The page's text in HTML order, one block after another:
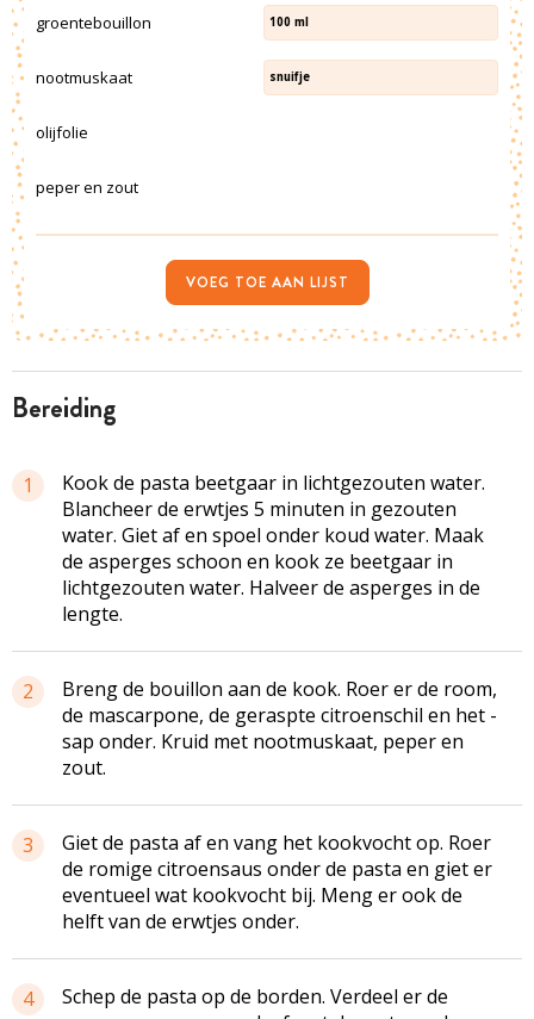
bereiding
1
Kook de pasta beetgaar in lichtgezouten water.
Blancheer de erwtjes 5 minuten in gezouten
water. Giet af en spoel onder koud water. Maak
de asperges schoon en kook ze beetgaar in
lichtgezouten water. Halveer de asperges in de
lengte.
2
Breng de bouillon aan de kook. Roer er de room,
de mascarpone, de geraspte citroenschil en het -
sap onder. Kruid met nootmuskaat, peper en
zout.
3
Giet de pasta af en vang het kookvocht op. Roer
de romige citroensaus onder de pasta en giet er
eventueel wat kookvocht bij. Meng er ook de
helft van de erwtjes onder.
4
Schep de pasta op de borden. Verdeel er de
groentebouillon 100 ml
nootmuskaat snuifje
olijfolie
peper en zout
VOEG TOE AAN LIJST